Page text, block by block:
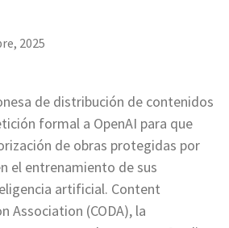
2025
de distribución de contenidos
formal a OpenAI para que
de obras protegidas por
el entrenamiento de sus
artificial. Content
Association (CODA), la